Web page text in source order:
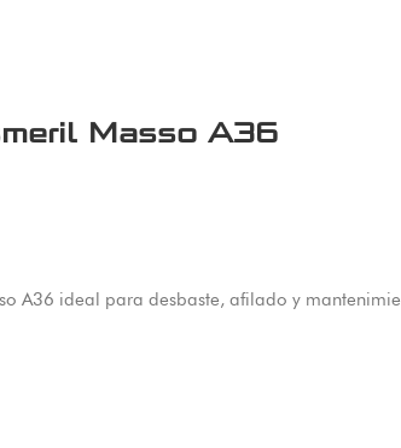
Masso A36
A36 ideal para desbaste, afilado y